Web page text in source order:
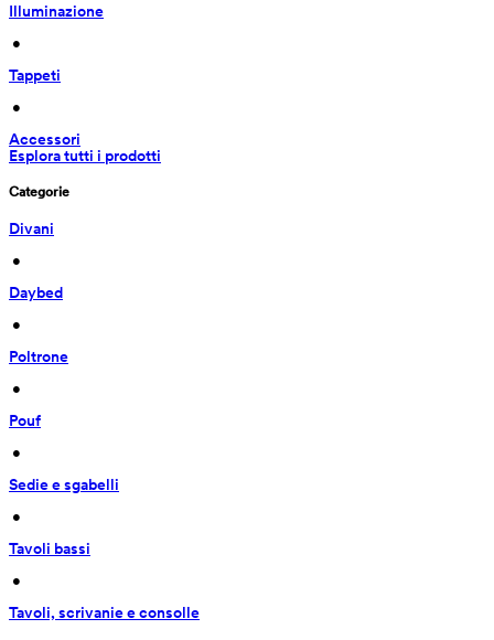
Illuminazione
•
Tappeti
•
Accessori
Esplora tutti i prodotti
Categorie
Divani
•
Daybed
•
Poltrone
•
Pouf
•
Sedie e sgabelli
•
Tavoli bassi
•
Tavoli, scrivanie e consolle